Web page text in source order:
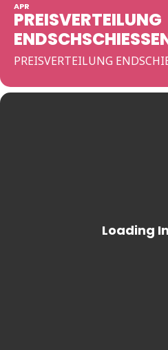
APR
PREISVERTEILUNG
PREISVERTEILUNG